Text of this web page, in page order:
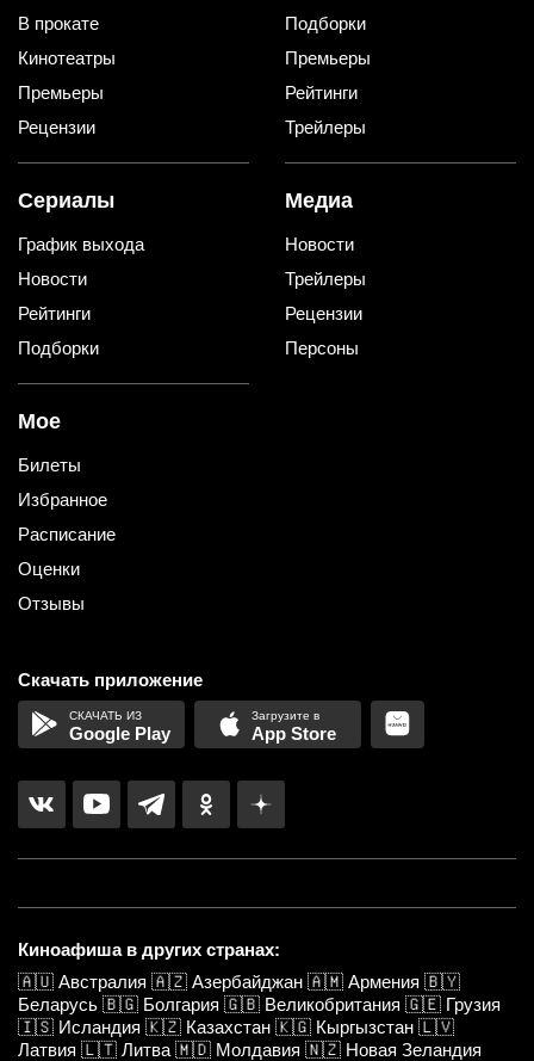
В прокате
Кинотеатры
Премьеры
Рецензии
Подборки
Премьеры
Рейтинги
Трейлеры
Сериалы
График выхода
Новости
Рейтинги
Подборки
Медиа
Новости
Трейлеры
Рецензии
Персоны
Мое
Билеты
Избранное
Расписание
Оценки
Отзывы
Скачать приложение
Google Play App Store
Киноафиша в других странах:
🇦🇺 Австралия 🇦🇿 Азербайджан 🇦🇲 Армения 🇧🇾
Беларусь 🇧🇬 Болгария 🇬🇧 Великобритания 🇬🇪 Грузия
🇮🇸 Исландия 🇰🇿 Казахстан 🇰🇬 Кыргызстан 🇱🇻
Латвия 🇱🇹 Литва 🇲🇩 Молдавия 🇳🇿 Новая Зеландия